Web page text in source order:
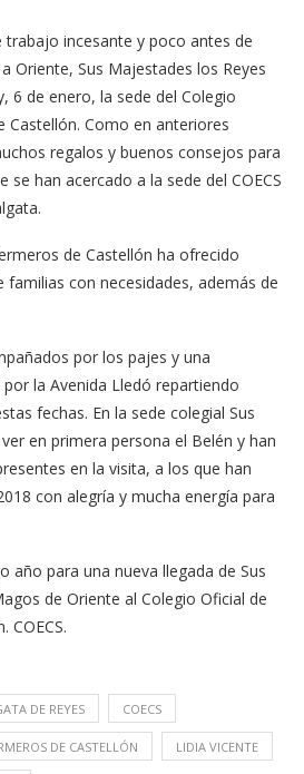
trabajo incesante y poco antes de
Oriente, Sus Majestades los Reyes
6 de enero, la sede del Colegio
Castellón. Como en anteriores
regalos y buenos consejos para
se han acercado a la sede del COECS
de Castellón ha ofrecido
con necesidades, además de
por los pajes y una
la Avenida Lledó repartiendo
fechas. En la sede colegial Sus
en primera persona el Belén y han
en la visita, a los que han
con alegría y mucha energía para
año para una nueva llegada de Sus
de Oriente al Colegio Oficial de
COECS.
DE REYES COECS
DE CASTELLÓN LIDIA VICENTE